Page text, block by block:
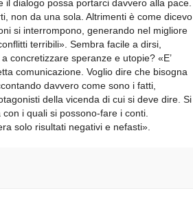
il dialogo possa portarci davvero alla pace.
non da una sola. Altrimenti è come dicevo
si interrompono, generando nel migliore
terribili». Sembra facile a dirsi,
concretizzare speranze e utopie? «E’
comunicazione. Voglio dire che bisogna
davvero come sono i fatti,
della vicenda di cui si deve dire. Si
i quali si possono-fare i conti.
solo risultati negativi e nefasti».